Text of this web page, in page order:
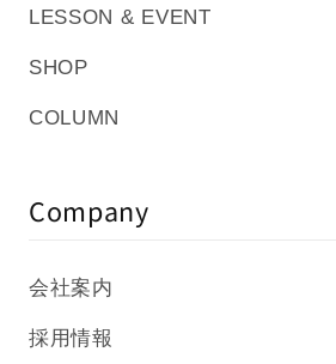
LESSON & EVENT
SHOP
COLUMN
Company
会社案内
採用情報